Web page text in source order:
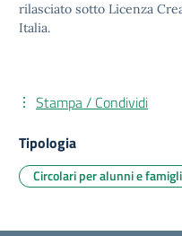
rilasciato sotto Licenza
Italia.
Stampa / Condividi
Tipologia
Circolari per alunni e